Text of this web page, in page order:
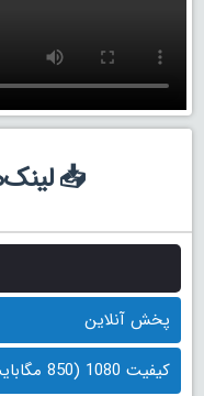
📥
پخش آنلاین
کیفیت 1080 (850 مگابایت)